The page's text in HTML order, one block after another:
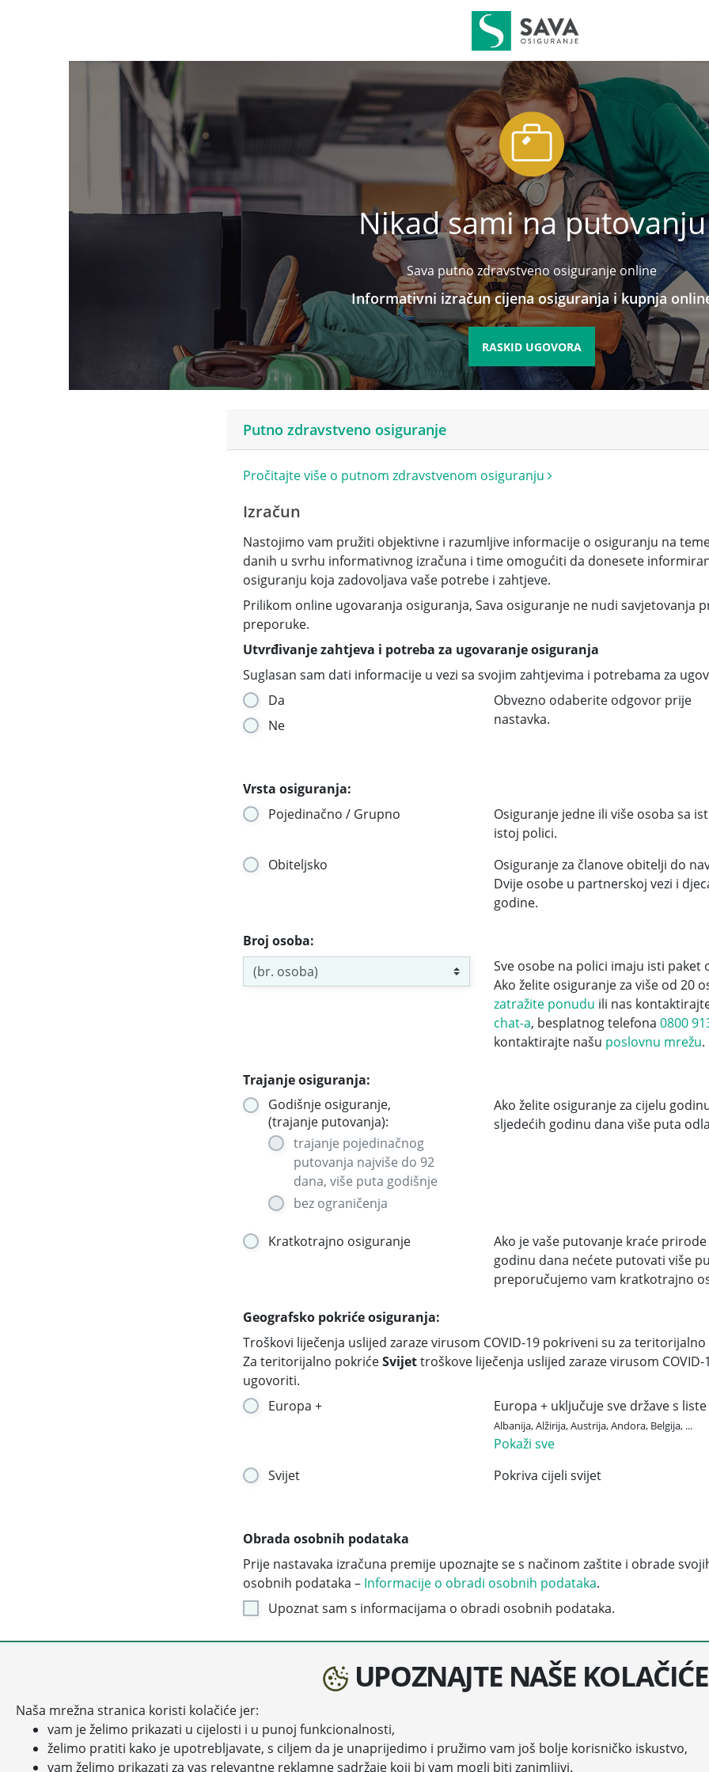
Nikad sami na putovanju
Sava putno zdravstveno osiguranje online
Informativni izračun cijena osiguranja i kupnja
RASKID UGOVORA
Putno zdravstveno osiguranje
Pročitajte više o putnom zdravstvenom osiguranju
Izračun
Nastojimo vam pružiti objektivne i razumljive informacije o osiguranju na
danih u svrhu informativnog izračuna i time omogućiti da donesete
osiguranju koja zadovoljava vaše potrebe i zahtjeve.
Prilikom online ugovaranja osiguranja, Sava osiguranje ne nudi savjetovanja
preporuke.
Utvrđivanje zahtjeva i potreba za ugovaranje osiguranja
Suglasan sam dati informacije u vezi sa svojim zahtjevima i potrebama za
Da
Ne
Obvezno odaberite odgovor prije
nastavka.
Vrsta osiguranja:
Pojedinačno / Grupno
Osiguranje jedne ili više osoba sa
istoj polici.
Obiteljsko
Osiguranje za članove obitelji do
Dvije osobe u partnerskoj vezi i
godine.
Broj osoba:
Sve osobe na polici imaju isti paket
Ako želite osiguranje za više od 20
zatražite ponudu ili nas
chat-a, besplatnog telefona 0800
kontaktirajte našu poslovnu mrežu.
Trajanje osiguranja:
Godišnje osiguranje,
(trajanje putovanja):
trajanje pojedinačnog
putovanja najviše do 92
dana, više puta godišnje
bez ograničenja
Ako želite osiguranje za cijelu
sljedećih godinu dana više puta
Kratkotrajno osiguranje
Ako je vaše putovanje kraće
godinu dana nećete putovati više
preporučujemo vam kratkotrajno
Geografsko pokriće osiguranja:
Troškovi liječenja uslijed zaraze virusom COVID-19 pokriveni su za
Za teritorijalno pokrićeSvijettroškove liječenja uslijed zaraze virusom
ugovoriti.
Europa +
Europa + uključuje sve države s liste
Albanija, Alžirija, Austrija, Andora, Belgija, ...
Pokaži sve
Svijet
Pokriva cijeli svijet
Obrada osobnih podataka
Prije nastavaka izračuna premije upoznajte se s načinom zaštite i obrade
osobnih podataka – Informacije o obradi osobnih podataka.
Upoznat sam s informacijama o obradi osobnih podataka.
DALJEUPOZNAJTE NAŠE KOLAČIĆE
Naša mrežna stranica koristi kolačiće jer:
vam je želimo prikazati u cijelosti i u punoj funkcionalnosti,
želimo pratiti kako je upotrebljavate, s ciljem da je unaprijedimo i pružimo vam još bolje korisničko iskustvo,
vam želimo prikazati za vas relevantne reklamne sadržaje koji bi vam mogli biti zanimljivi.